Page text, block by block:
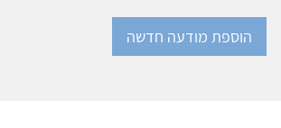
הוספת מודעה חדשה